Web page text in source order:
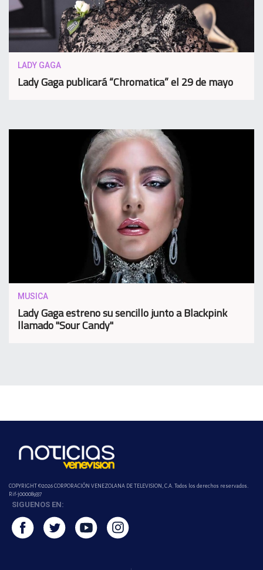
LADY GAGA
Lady Gaga publicará “Chromatica” el 29 de mayo
MUSICA
Lady Gaga estreno su sencillo junto a Blackpink
llamado "Sour Candy"
COPYRIGHT ©2026 CORPORACIÓN VENEZOLANA DE TELEVISION, C.A. Todos los derechos reservados.
Rif-j000089337
SIGUENOS EN: